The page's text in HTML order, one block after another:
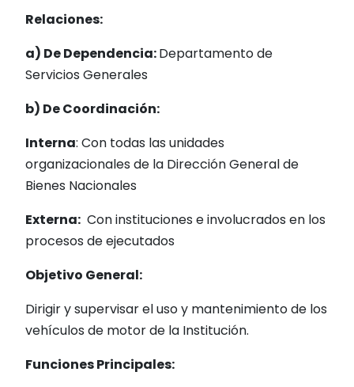
Relaciones:
a) De Dependencia:Departamento de
Servicios Generales
b) DeCoordinación:
Interna: Con todas las unidades
organizacionales de la Dirección General de
Bienes Nacionales
Externa: Con instituciones e involucrados en los
procesos de ejecutados
Objetivo General:
Dirigir y supervisar el uso y mantenimiento de los
vehículos de motor de la Institución.
Funciones Principales: